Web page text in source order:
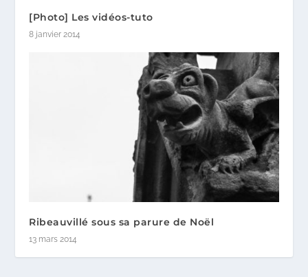
[Photo] Les vidéos-tuto
8 janvier 2014
Ribeauvillé sous sa parure de Noël
13 mars 2014